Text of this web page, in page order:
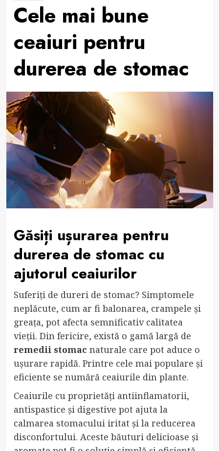
Cele mai bune
ceaiuri pentru
durerea de stomac
Găsiți ușurarea pentru
durerea de stomac cu
ajutorul ceaiurilor
Suferiți de dureri de stomac? Simptomele
neplăcute, cum ar fi balonarea, crampele și
greața, pot afecta semnificativ calitatea
vieții. Din fericire, există o gamă largă de
remedii stomac naturale care pot aduce o
ușurare rapidă. Printre cele mai populare și
eficiente se numără ceaiurile din plante.
Ceaiurile cu proprietăți antiinflamatorii,
antispastice și digestive pot ajuta la
calmarea stomacului iritat și la reducerea
disconfortului. Aceste băuturi delicioase și